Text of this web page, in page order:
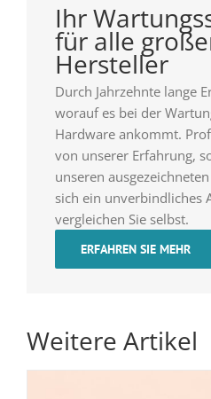
Ihr
für alle
Hersteller
Durch Jahrzehnte lange
worauf es bei der
Hardware ankommt.
von unserer Erfahrung,
unseren
sich ein unverbindliches
vergleichen Sie selbst.
ERFAHREN SIE MEHR
Weitere Artikel